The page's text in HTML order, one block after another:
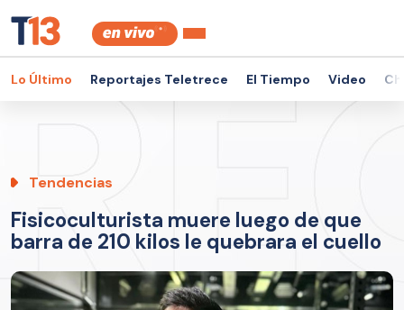
Lo Último Reportajes Teletrece El Tiempo Video
Tendencias
Fisicoculturista muere luego de que
barra de 210 kilos le quebrara el cuello